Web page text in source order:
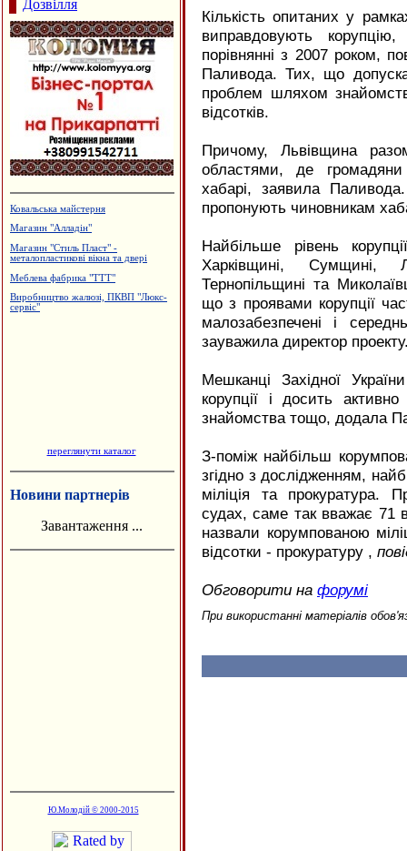
Дозвілля
Салон-магазин "Меблі"
Садиба зеленого туризму "Княжий
Турецька баня, сауна "Магнолія"
Стоматологічний центр "ЛЮКС"
Меража ювелірних магазинів "АГАТ"
переглянути каталог
Новини партнерів
Завантаження ...
Ю.Молодій © 2000-2015
Кількість опитаних у
виправдовують
порівнянні з 2007 роком,
Паливода. Тих, що
проблем шляхом
відсотків.
Причому, Львівщина
областями, де
хабарі, заявила
пропонують чиновникам
Найбільше рівень
Харківщині, Сумщині,
Тернопільщині та
що з проявами корупції
малозабезпечені і
зауважила директор
Мешканці Західної
корупції і досить
знайомства тощо, додала
З-поміж найбільш
згідно з дослідженням,
міліція та прокуратура.
судах, саме так вважає 71
назвали корумпованою
відсотки - прокуратуру ,
Обговорити на форумі
При використанні матеріалів